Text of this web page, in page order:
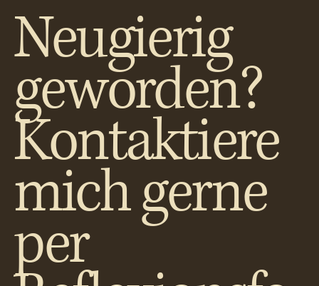
Neugierig
geworden?
Kontaktiere
mich gerne
per